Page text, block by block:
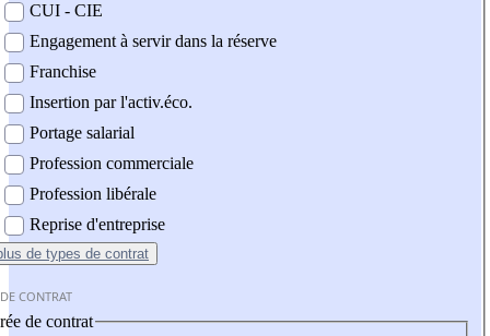
CUI - CIE
Engagement à servir dans la réserve
Franchise
Insertion par l'activ.éco.
Portage salarial
Profession commerciale
Profession libérale
Reprise d'entreprise
de types de contrat
CONTRAT
de contrat